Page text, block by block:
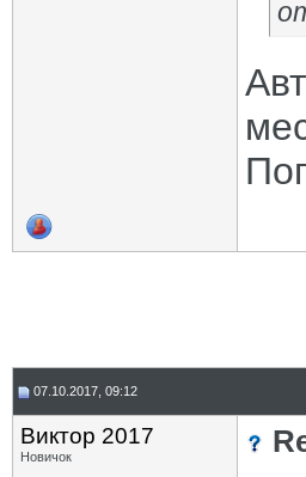
07.10.2017, 09:12
Виктор 2017
Новичок